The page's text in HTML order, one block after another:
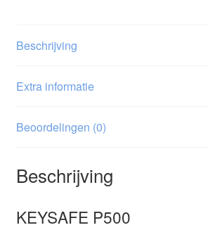
Beschrijving
Extra informatie
Beoordelingen (0)
Beschrijving
KEYSAFE P500